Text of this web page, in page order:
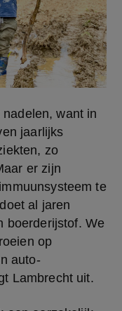
want in
jaarlijks
zo
er zijn
te
al jaren
boerderijstof. We
op
auto-
Lambrecht uit.